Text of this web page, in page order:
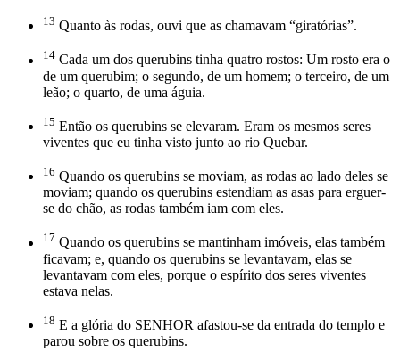
13 Quanto às rodas, ouvi que as chamavam “giratórias”.
14 Cada um dos querubins tinha quatro rostos: Um rosto era o
de um querubim; o segundo, de um homem; o terceiro, de um
leão; o quarto, de uma águia.
15 Então os querubins se elevaram. Eram os mesmos seres
viventes que eu tinha visto junto ao rio Quebar.
16 Quando os querubins se moviam, as rodas ao lado deles se
moviam; quando os querubins estendiam as asas para erguer-
se do chão, as rodas também iam com eles.
17 Quando os querubins se mantinham imóveis, elas também
ficavam; e, quando os querubins se levantavam, elas se
levantavam com eles, porque o espírito dos seres viventes
estava nelas.
18 E a glória do SENHOR afastou-se da entrada do templo e
parou sobre os querubins.